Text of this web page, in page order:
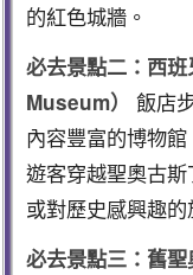
的紅色城牆。
必去景點二：西
Museum）
飯店
內容豐富的博物
遊客穿越聖奧古
或對歷史感興趣的
必去景點三：舊